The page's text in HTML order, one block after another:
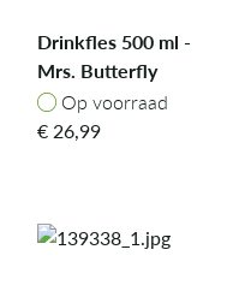
Drinkfles 500 ml -
Mrs. Butterfly
Op voorraad
Op voorraad
€26,99